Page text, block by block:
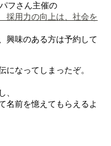
フさん主催の
採用力の向上は、社会を
興味のある方は予約して
になってしまったぞ。
、
名前を憶えてもらえるよ